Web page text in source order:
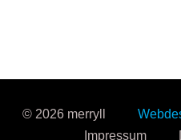
© 2026 merryll
Impressum